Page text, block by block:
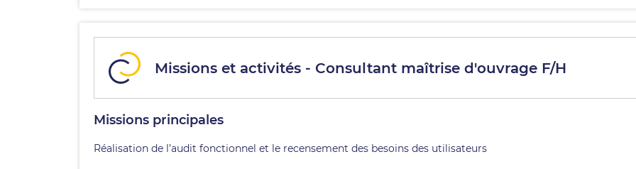
Missions et activités - Consultant maîtrise d'ouvrage F/H
Missions principales
Réalisation de l’audit fonctionnel et le recensement des besoins des utilisateurs